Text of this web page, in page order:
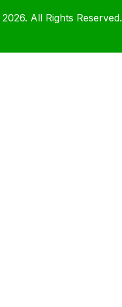
2026. All Rights Reserved.